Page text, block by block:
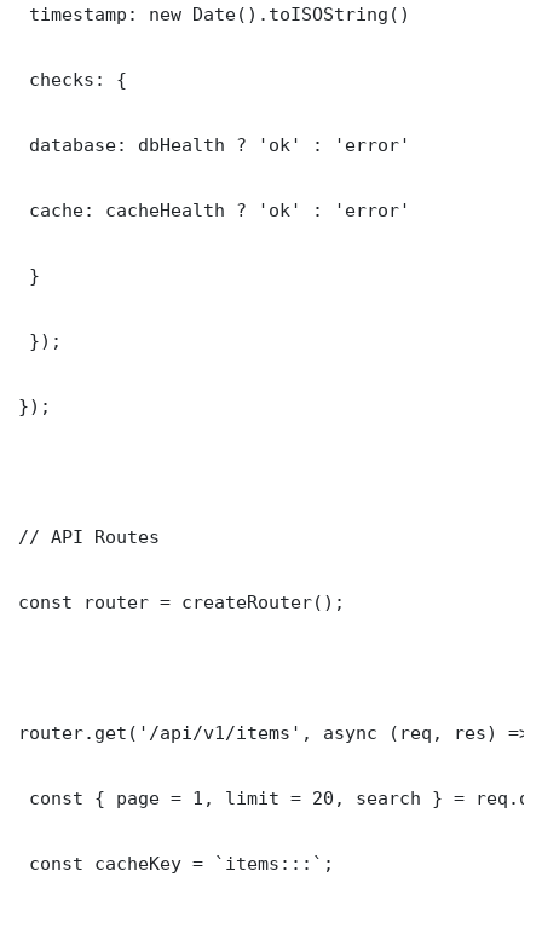
timestamp: new Date().toISOString()
checks: {
database: dbHealth ? 'ok' : 'error'
cache: cacheHealth ? 'ok' : 'error'
}
});
});
// API Routes
const router = createRouter();
router.get('/api/v1/items', async (req, res) =>
const { page = 1, limit = 20, search } =
const cacheKey = `items:::`;